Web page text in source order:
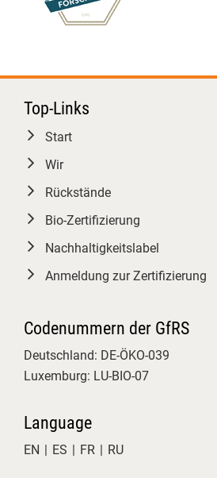
Gut zu sehen, mit wie viel
Engagement und fachlichem
#Qualitätssicherung
Universität Giessen
Top-Links
Start
Wir
Rückstände
Bio-Zertifizierung
Nachhaltigkeitslabel
Anmeldung zur Zertifizierung
Codenummern der GfRS
Deutschland: DE-ÖKO-039
Luxemburg: LU-BIO-07
Language
EN ES FR RU